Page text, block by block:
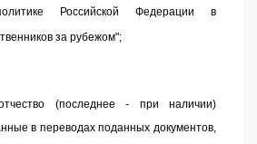
Российской Федерации в
за рубежом";
(последнее - при наличии)
в переводах поданных документов,